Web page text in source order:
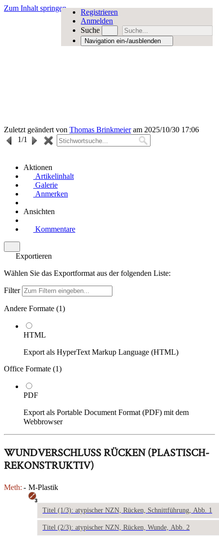
Zum Inhalt springen
Registrieren
Anmelden
Suche
Navigation ein-/ausblenden
Zuletzt geändert von Thomas Brinkmeieram 2025/10/30 17:06
1/1
Aktionen
Artikelinhalt
Galerie
Anmerken
Ansichten
Kommentare
Exportieren
Wählen Sie das Exportformat aus der folgenden Liste:
Filter
Andere Formate (1)
HTML
Export als HyperText Markup Language (HTML)
Office Formate (1)
PDF
Export als Portable Document Format (PDF) mit dem
Webbrowser
WUNDVERSCHLUSS RÜCKEN (PLASTISCH-
REKONSTRUKTIV)
Meth: - M-Plastik
3
Titel (1/3): atypischer NZN, Rücken, Schnittführung, Abb. 1
Titel (2/3): atypischer NZN, Rücken, Wunde, Abb. 2